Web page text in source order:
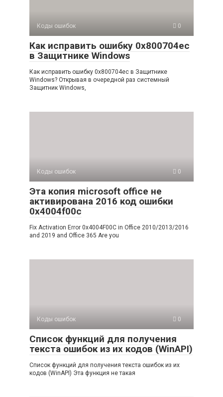
Коды ошибок 0
Как исправить ошибку 0x800704ec
в Защитнике Windows
Как исправить ошибку 0x800704ec в Защитнике
Windows? Открывая в очередной раз системный
Защитник Windows,
Коды ошибок 0
Эта копия microsoft office не
активирована 2016 код ошибки
0х4004f00c
Fix Activation Error 0x4004F00C in Office 2010/2013/2016
and 2019 and Office 365 Are you
Коды ошибок 0
Список функций для получения
текста ошибок из их кодов (WinAPI)
Список функций для получения текста ошибок из их
кодов (WinAPI) Эта функция не такая